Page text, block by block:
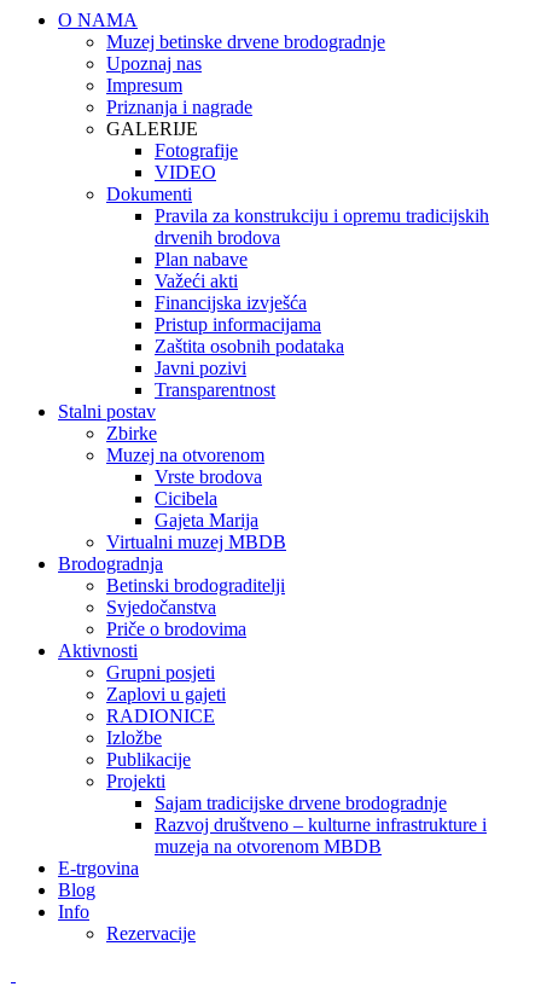
O NAMA
Muzej betinske drvene brodogradnje
Upoznaj nas
Impresum
Priznanja i nagrade
GALERIJE
Fotografije
VIDEO
Dokumenti
Pravila za konstrukciju i opremu tradicijskih
drvenih brodova
Plan nabave
Važeći akti
Financijska izvješća
Pristup informacijama
Zaštita osobnih podataka
Javni pozivi
Transparentnost
Stalni postav
Zbirke
Muzej na otvorenom
Vrste brodova
Cicibela
Gajeta Marija
Virtualni muzej MBDB
Brodogradnja
Betinski brodograditelji
Svjedočanstva
Priče o brodovima
Aktivnosti
Grupni posjeti
Zaplovi u gajeti
RADIONICE
Izložbe
Publikacije
Projekti
Sajam tradicijske drvene brodogradnje
Razvoj društveno – kulturne infrastrukture i
muzeja na otvorenom MBDB
E-trgovina
Blog
Info
Rezervacije